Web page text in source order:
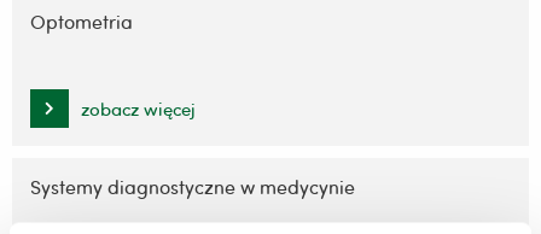
Optometria
zobacz więcej
Systemy diagnostyczne w medycynie